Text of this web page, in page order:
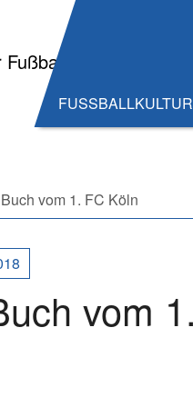
FUSSBALLKULTUR
vom 1. FC Köln
vom